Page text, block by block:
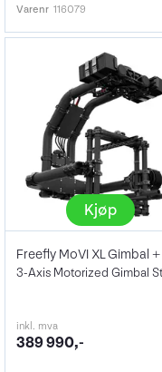
Varenr 116079
Kjøp
inkl. mva
389 990,-